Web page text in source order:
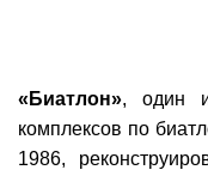
«Биатлон», один
комплексов по
1986,